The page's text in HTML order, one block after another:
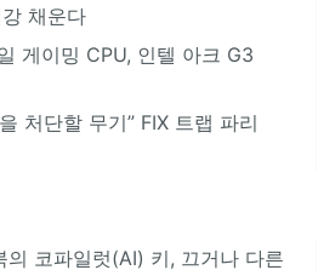
채운다
게이밍 CPU, 인텔 아크 G3
처단할 무기” FIX 트랩 파리
코파일럿(AI) 키, 끄거나 다른